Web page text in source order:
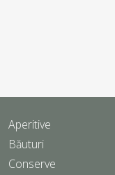
Aperitive
Băuturi
Conserve